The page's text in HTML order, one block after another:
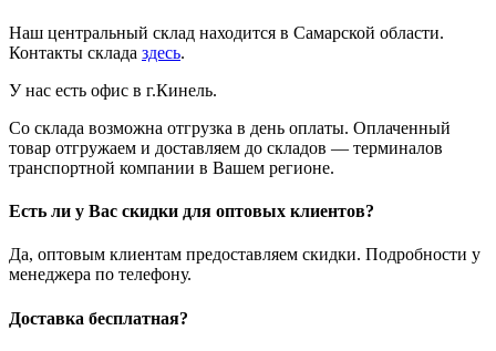
Наш центральный склад находится в Самарской области.
Контакты склада здесь.
У нас есть офис в г.Кинель.
Со склада возможна отгрузка в день оплаты. Оплаченный
товар отгружаем и доставляем до складов — терминалов
транспортной компании в Вашем регионе.
Есть ли у Вас скидки для оптовых клиентов?
Да, оптовым клиентам предоставляем скидки. Подробности у
менеджера по телефону.
Доставка бесплатная?